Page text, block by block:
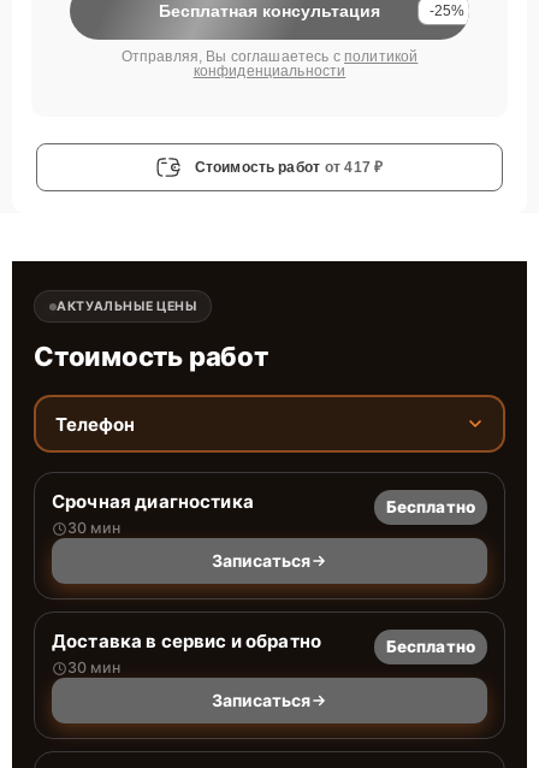
Бесплатная консультация -25%
Отправляя, Вы соглашаетесь с политикой
конфиденциальности
Стоимость работ от 417 ₽
АКТУАЛЬНЫЕ ЦЕНЫ
Стоимость работ
Телефон
Срочная диагностика
30 мин
Бесплатно
Записаться
Доставка в сервис и обратно
30 мин
Бесплатно
Записаться